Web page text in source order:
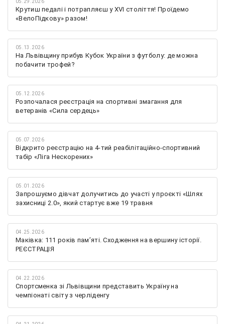
Крутиш педалі і потрапляєш у XVI століття! Проїдемо
«ВелоПідкову» разом!
05.13.2026
На Львівщину прибув Кубок України з футболу: де можна
побачити трофей?
05.12.2026
Розпочалася реєстрація на спортивні змагання для
ветеранів «Сила сердець»
05.07.2026
Відкрито реєстрацію на 4-тий реабілітаційно-спортивний
табір «Ліга Нескорених»
05.01.2026
Запрошуємо дівчат долучитись до участі у проєкті «Шлях
захисниці 2.0», який стартує вже 19 травня
04.25.2026
Маківка: 111 років пам’яті. Сходження на вершину історії.
РЕЄСТРАЦІЯ
04.22.2026
Спортсменка зі Львівщини представить Україну на
чемпіонаті світу з черліденгу